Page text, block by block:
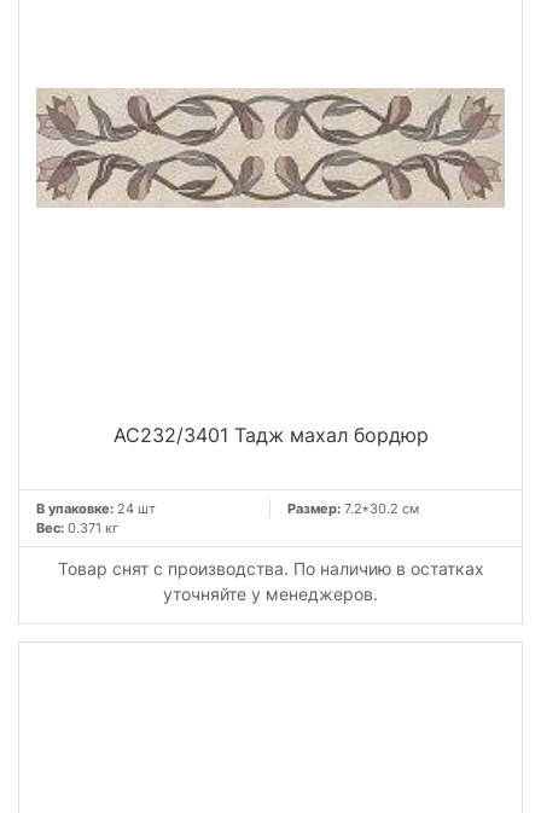
AC232/3401 Тадж махал бордюр
В упаковке: 24 шт Размер: 7.2*30.2 см
Вес: 0.371 кг
Товар снят с производства. По наличию в остатках
уточняйте у менеджеров.